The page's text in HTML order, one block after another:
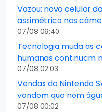
Vazou: novo celular
assimétrico nas
07/08 09:40
Tecnologia muda as
humanas continuam
07/08 02:03
Vendas do Nintendo
vendem que nem
07/08 00:02